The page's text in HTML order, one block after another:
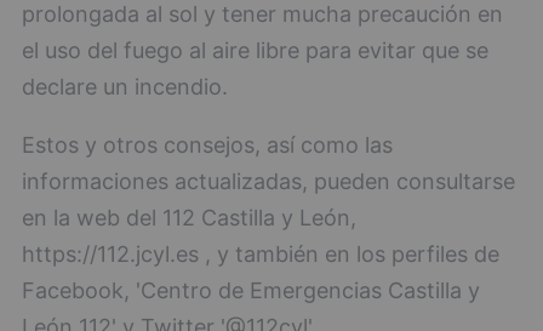
prolongada al sol y tener mucha precaución en
el uso del fuego al aire libre para evitar que se
declare un incendio.
Estos y otros consejos, así como las
informaciones actualizadas, pueden consultarse
en la web del 112 Castilla y León,
https://112.jcyl.es , y también en los perfiles de
Facebook, 'Centro de Emergencias Castilla y